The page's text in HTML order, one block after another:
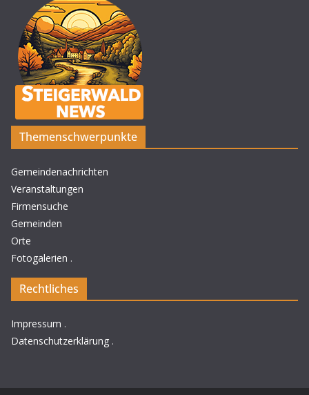
Themenschwerpunkte
Gemeindenachrichten
Veranstaltungen
Firmensuche
Gemeinden
Orte
Fotogalerien .
Rechtliches
Impressum .
Datenschutzerklärung .